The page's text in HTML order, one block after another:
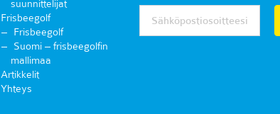
suunnittelijat
Frisbeegolf
Frisbeegolf
Suomi – frisbeegolfin
mallimaa
Artikkelit
Yhteys